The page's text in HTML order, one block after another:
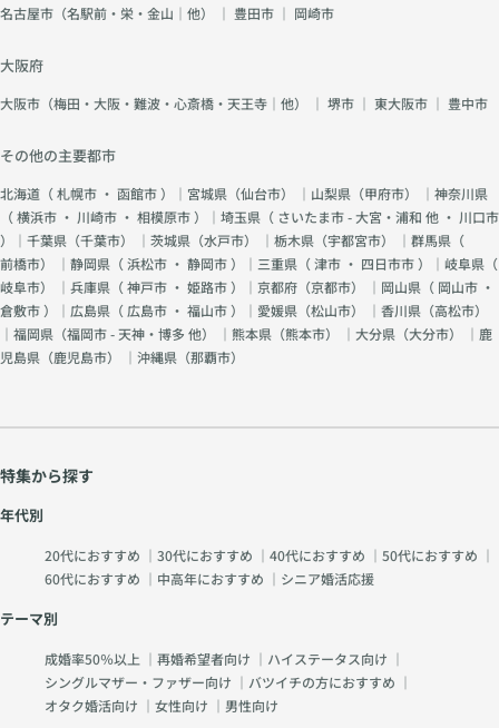
名古屋市（名駅前・栄・金山｜他） ｜ 豊田市 ｜ 岡崎市
大阪府
大阪市（梅田・大阪・難波・心斎橋・天王寺｜他） ｜ 堺市 ｜ 東大阪市 ｜ 豊中市
その他の主要都市
北海道（札幌市 ・ 函館市）｜宮城県（仙台市） ｜山梨県（甲府市） ｜神奈川県
（横浜市 ・ 川崎市 ・ 相模原市）｜埼玉県（ さいたま市 - 大宮・浦和 他 ・ 川口市
）｜千葉県（千葉市） ｜茨城県（水戸市） ｜栃木県（宇都宮市） ｜群馬県（
前橋市） ｜静岡県（浜松市 ・ 静岡市）｜三重県（津市 ・ 四日市市）｜岐阜県（
岐阜市） ｜兵庫県（神戸市 ・ 姫路市）｜京都府（京都市） ｜岡山県（ 岡山市 ・
倉敷市）｜広島県（ 広島市 ・ 福山市）｜愛媛県（松山市） ｜香川県（高松市）
｜福岡県（福岡市 - 天神・博多 他） ｜熊本県（熊本市） ｜大分県（大分市） ｜鹿
児島県（鹿児島市） ｜沖縄県（那覇市）
特集から探す
年代別
20代におすすめ ｜ 30代におすすめ ｜ 40代におすすめ ｜ 50代におすすめ ｜
60代におすすめ ｜ 中高年におすすめ ｜ シニア婚活応援
テーマ別
成婚率50％以上 ｜ 再婚希望者向け ｜ ハイステータス向け ｜
シングルマザー・ファザー向け ｜ バツイチの方におすすめ ｜
オタク婚活向け ｜ 女性向け ｜ 男性向け